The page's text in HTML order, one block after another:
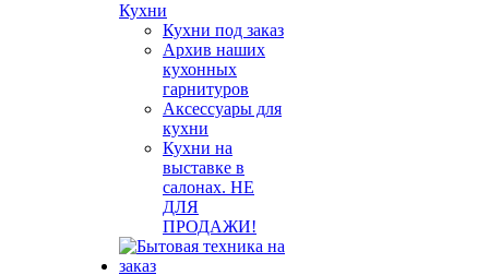
Кухни
Кухни под заказ
Архив наших
кухонных
гарнитуров
Аксессуары для
кухни
Кухни на
выставке в
салонах. НЕ
ДЛЯ
ПРОДАЖИ!